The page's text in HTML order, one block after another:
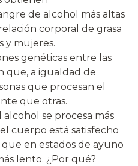
de alcohol más altas
corporal de grasa
y mujeres.
genéticas entre las
que, a igualdad de
que procesan el
que otras.
alcohol se procesa más
cuerpo está satisfecho
en estados de ayuno
lento. ¿Por qué?